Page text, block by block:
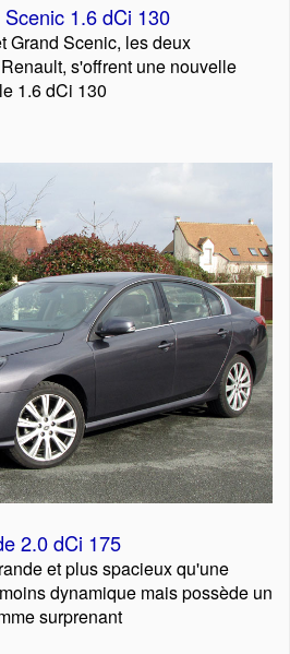
1.6 dCi 130
Grand Scenic, les deux
s'offrent une nouvelle
1.6 dCi 130
2.0 dCi 175
et plus spacieux qu'une
dynamique mais possède un
surprenant